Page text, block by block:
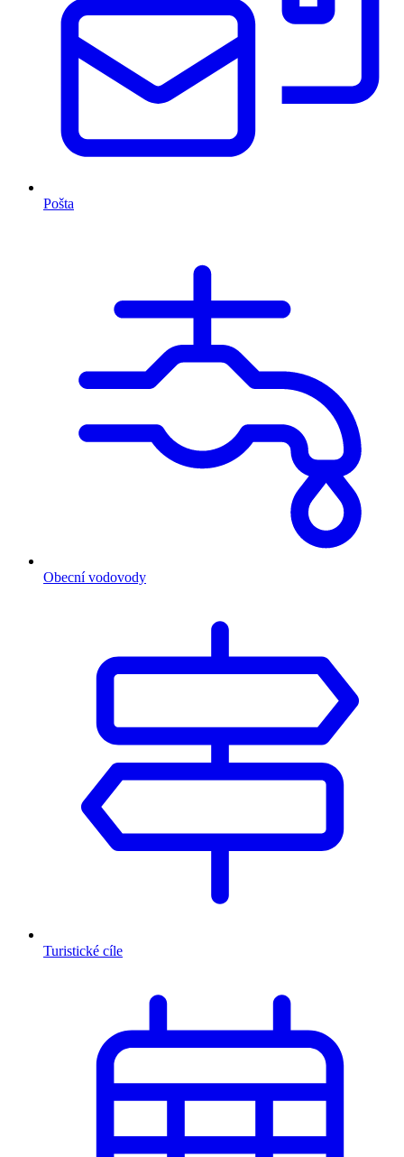
Pošta
Obecní vodovody
Turistické cíle